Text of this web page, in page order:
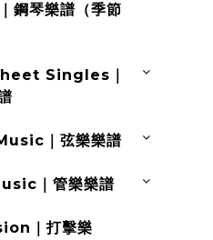
鋼琴樂譜（季節
Singles｜
｜弦樂樂譜
｜管樂樂譜
｜打擊樂